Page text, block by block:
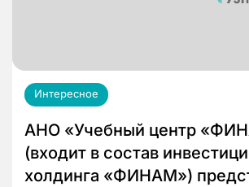
Интересное
АНО «Учебный центр
(входит в состав
холдинга «ФИНАМ»)